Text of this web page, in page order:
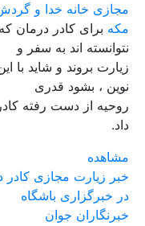
مجازی خانه خدا و
مکه برای کادر درمان
نتوانسته اند به سفر و
زیارت بروند و شاید با
نوین ، بشود قدری
روحیه از دست رفته
داد.
مشاهده
خبر زیارت مجازی کادر
در خبرگزاری باشگاه
خبرنگاران جوان